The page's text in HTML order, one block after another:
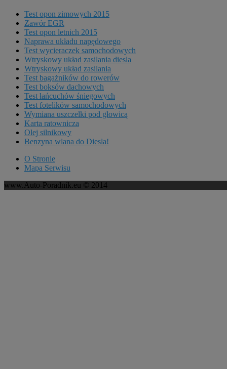
Test opon zimowych 2015
Zawór EGR
Test opon letnich 2015
Naprawa układu napędowego
Test wycieraczek samochodowych
Wtryskowy układ zasilania diesla
Wtryskowy układ zasilania
Test bagażników do rowerów
Test boksów dachowych
Test łańcuchów śniegowych
Test fotelików samochodowych
Wymiana uszczelki pod głowicą
Karta ratownicza
Olej silnikowy
Benzyna wlana do Diesla!
O Stronie
Mapa Serwisu
www.Auto-Poradnik.eu © 2014